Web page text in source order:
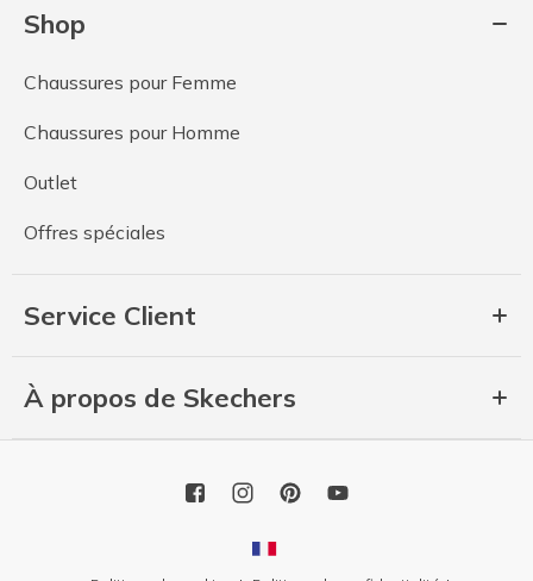
Shop
Chaussures pour Femme
Chaussures pour Homme
Outlet
Offres spéciales
Service Client
À propos de Skechers